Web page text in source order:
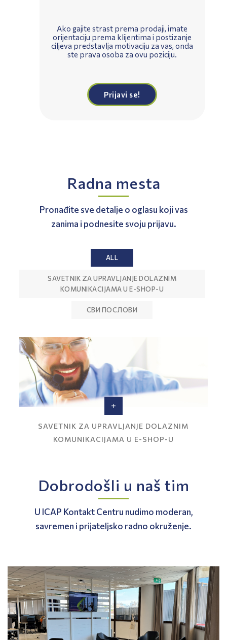
Ako gajite strast prema prodaji, imate
orijentaciju prema klijentima i postizanje
ciljeva predstavlja motivaciju za vas, onda
ste prava osoba za ovu poziciju.
Prijavi se!
Radna mesta
Pronađite sve detalje o oglasu koji vas
zanima i podnesite svoju prijavu.
ALL
SAVETNIK ZA UPRAVLJANJE DOLAZNIM
KOMUNIKACIJAMA U E-SHOP-U
СВИ ПОСЛОВИ
SAVETNIK ZA UPRAVLJANJE DOLAZNIM
KOMUNIKACIJAMA U E-SHOP-U
SAVETNIK ZA UPRAVLJANJE DOLAZNIM
KOMUNIKACIJAMA U E-SHOP-U
Dobrodošli u naš tim
U ICAP Kontakt Centru nudimo moderan,
savremen i prijateljsko radno okruženje.